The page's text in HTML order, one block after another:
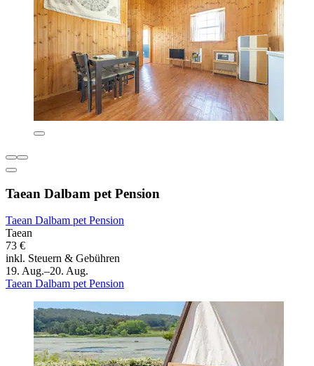
Taean Dalbam pet Pension
Taean Dalbam pet Pension
Taean
73 €
inkl. Steuern & Gebühren
19. Aug.–20. Aug.
Taean Dalbam pet Pension